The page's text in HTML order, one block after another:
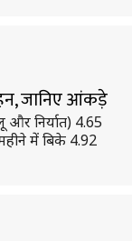
जानिए आंकड़े
निर्यात) 4.65
में बिके 4.92